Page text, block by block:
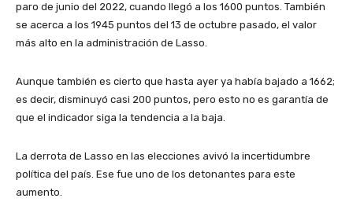
paro de junio del 2022, cuando llegó a los 1600 puntos. También
se acerca a los 1945 puntos del 13 de octubre pasado, el valor
más alto en la administración de Lasso.
Aunque también es cierto que hasta ayer ya había bajado a 1662;
es decir, disminuyó casi 200 puntos, pero esto no es garantía de
que el indicador siga la tendencia a la baja.
La derrota de Lasso en las elecciones avivó la incertidumbre
política del país. Ese fue uno de los detonantes para este
aumento.